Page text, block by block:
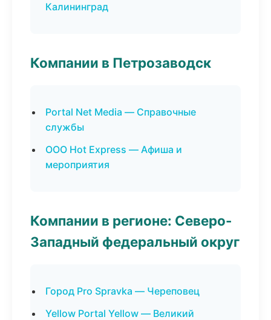
Калининград
Компании в Петрозаводск
Portal Net Media — Справочные
службы
ООО Hot Express — Афиша и
мероприятия
Компании в регионе: Северо-
Западный федеральный округ
Город Pro Spravka — Череповец
Yellow Portal Yellow — Великий